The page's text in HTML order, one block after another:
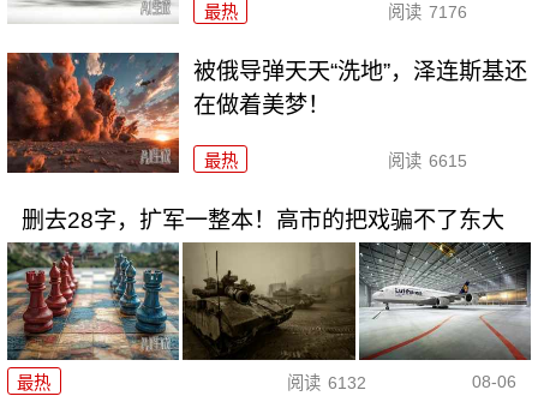
最热 阅读 7176
被俄导弹天天“洗地”，泽连斯基还
在做着美梦！
最热 阅读 6615
删去28字，扩军一整本！高市的把戏骗不了东大
最热 阅读 6132 08-06